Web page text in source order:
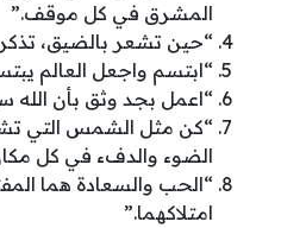
المشرق في كل موقف.”
“حين تشعر بالضيق، تذكر
“ابتسم واجعل العالم
“اعمل بجد وثق بأن الله
“كن مثل الشمس التي
الضوء والدفء في كل
“الحب والسعادة هما
امتلاكهما.”